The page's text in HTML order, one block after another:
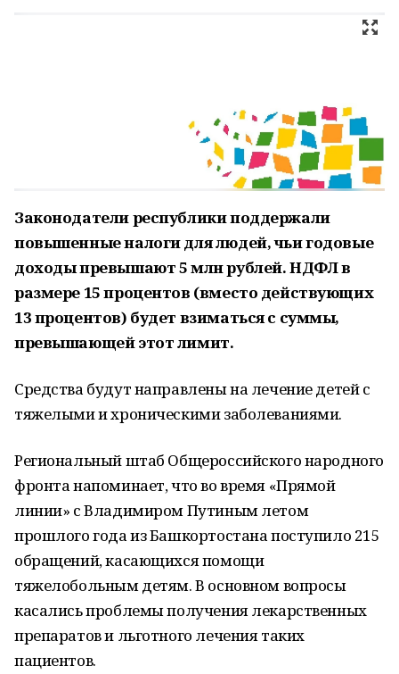
Законодатели республики поддержали
повышенные налоги для людей, чьи годовые
доходы превышают 5 млн рублей. НДФЛ в
размере 15 процентов (вместо действующих
13 процентов) будет взиматься с суммы,
превышающей этот лимит.
Средства будут направлены на лечение детей с
тяжелыми и хроническими заболеваниями.
Региональный штаб Общероссийского народного
фронта напоминает, что во время «Прямой
линии» с Владимиром Путиным летом
прошлого года из Башкортостана поступило 215
обращений, касающихся помощи
тяжелобольным детям. В основном вопросы
касались проблемы получения лекарственных
препаратов и льготного лечения таких
пациентов.